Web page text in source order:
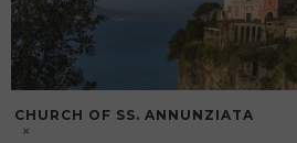
CHURCH OF SS. ANNUNZIATA